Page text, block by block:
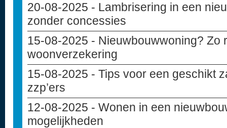
20-08-2025 - Lambrisering in een
zonder concessies
15-08-2025 - Nieuwbouwwoning? Zo
woonverzekering
15-08-2025 - Tips voor een geschikt
zzp’ers
12-08-2025 - Wonen in een
mogelijkheden